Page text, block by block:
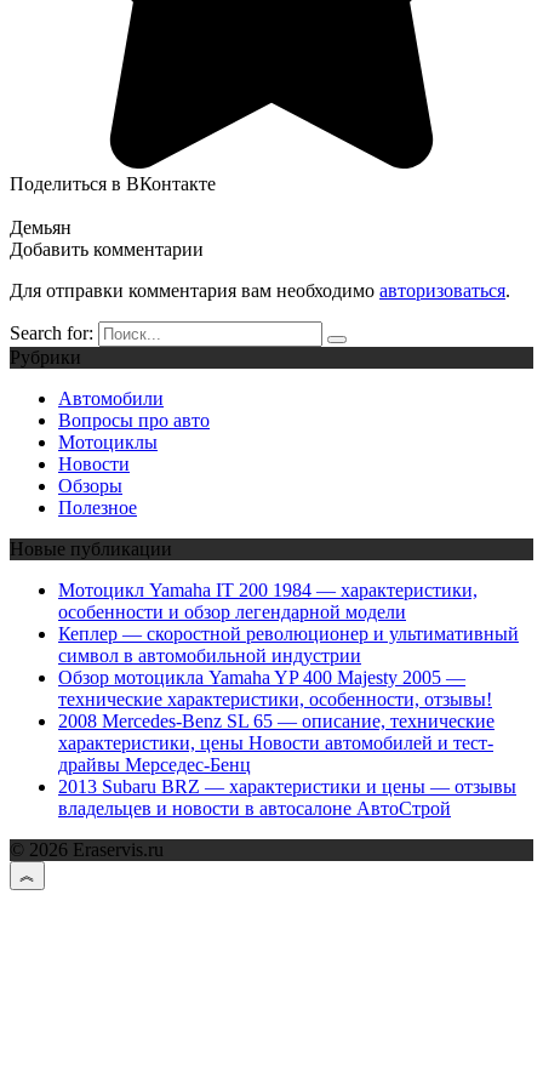
Поделиться в ВКонтакте
Демьян
Добавить комментарии
Для отправки комментария вам необходимо авторизоваться.
Search for:
Рубрики
Автомобили
Вопросы про авто
Мотоциклы
Новости
Обзоры
Полезное
Новые публикации
Мотоцикл Yamaha IT 200 1984 — характеристики,
особенности и обзор легендарной модели
Кеплер — скоростной революционер и ультимативный
символ в автомобильной индустрии
Обзор мотоцикла Yamaha YP 400 Majesty 2005 —
технические характеристики, особенности, отзывы!
2008 Mercedes-Benz SL 65 — описание, технические
характеристики, цены Новости автомобилей и тест-
драйвы Мерседес-Бенц
2013 Subaru BRZ — характеристики и цены — отзывы
владельцев и новости в автосалоне АвтоСтрой
© 2026 Eraservis.ru